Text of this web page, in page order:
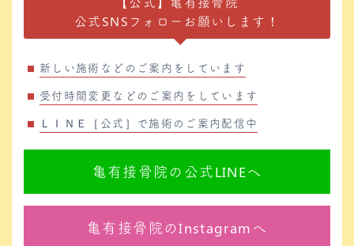
公式SNSフォローお願いします！
新しい施術などのご案内をしています
受付時間変更などのご案内をしています
ＬＩＮＥ［公式］で施術のご案内配信中
亀有接骨院の公式LINEへ
亀有接骨院のInstagramへ